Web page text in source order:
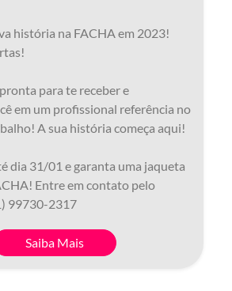
história na FACHA em 2023!
para te receber e
em um profissional referência no
A sua história começa aqui!
dia 31/01 e garanta uma jaqueta
Entre em contato pelo
99730-2317
Saiba Mais